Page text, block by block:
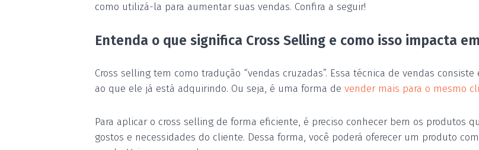
como utilizá-la para aumentar suas vendas. Confira a seguir!
Entenda o que significa Cross Selling e como isso impacta
Cross selling tem como tradução “vendas cruzadas”. Essa técnica de vendas
ao que ele já está adquirindo. Ou seja, é uma forma de vender mais para o mesmo
Para aplicar o cross selling de forma eficiente, é preciso conhecer bem os produtos
gostos e necessidades do cliente. Dessa forma, você poderá oferecer um produto